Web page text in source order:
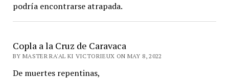
podría encontrarse atrapada.
Copla a la Cruz de Caravaca
BY MASTER RA'AL KI VICTORIEUX ON MAY 8, 2022
De muertes repentinas,